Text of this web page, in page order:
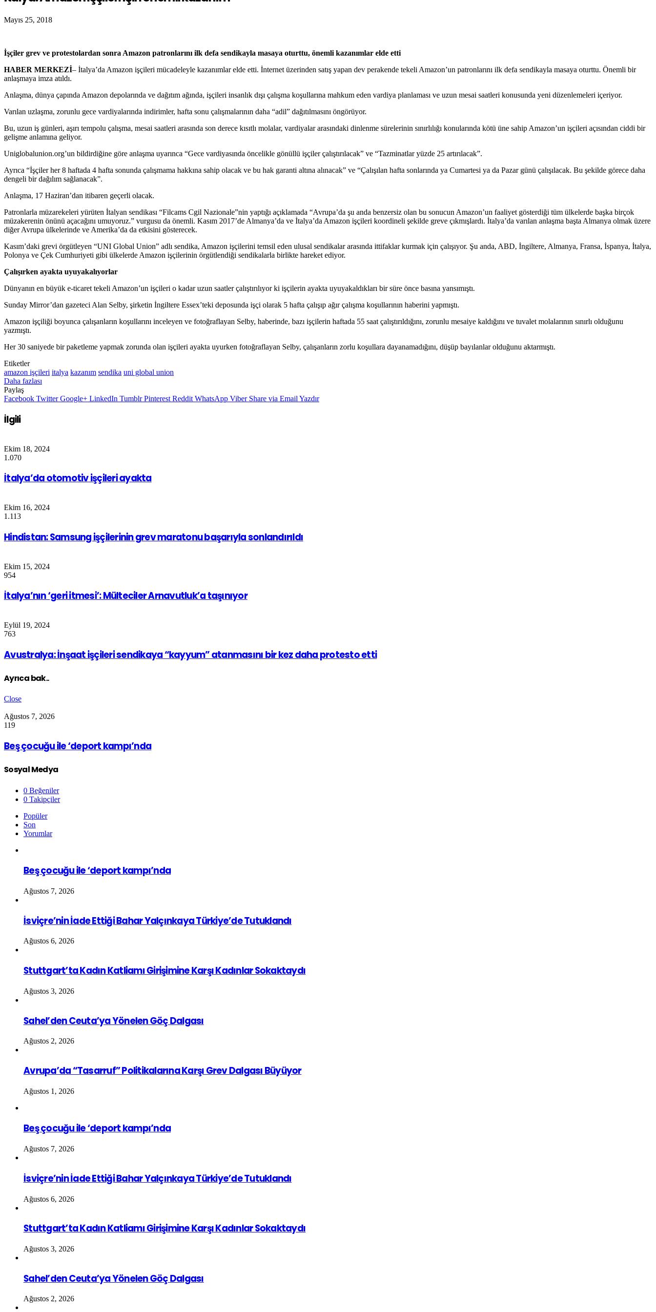
Mayıs 25, 2018
İşçiler grev ve protestolardan sonra Amazon patronlarını ilk defa sendikayla masaya oturttu, önemli kazanımlar elde etti
HABER MERKEZİ– İtalya’da Amazon işçileri mücadeleyle kazanımlar elde etti. İnternet üzerinden satış yapan dev perakende tekeli Amazon’un patronlarını ilk defa sendikayla masaya oturttu. Önemli bir
anlaşmaya imza atıldı.
Anlaşma, dünya çapında Amazon depolarında ve dağıtım ağında, işçileri insanlık dışı çalışma koşullarına mahkum eden vardiya planlaması ve uzun mesai saatleri konusunda yeni düzenlemeleri içeriyor.
Varılan uzlaşma, zorunlu gece vardiyalarında indirimler, hafta sonu çalışmalarının daha “adil” dağıtılmasını öngörüyor.
Bu, uzun iş günleri, aşırı tempolu çalışma, mesai saatleri arasında son derece kısıtlı molalar, vardiyalar arasındaki dinlenme sürelerinin sınırlılığı konularında kötü üne sahip Amazon’un işçileri açısından ciddi bir
gelişme anlamına geliyor.
Uniglobalunion.org’un bildirdiğine göre anlaşma uyarınca “Gece vardiyasında öncelikle gönüllü işçiler çalıştırılacak” ve “Tazminatlar yüzde 25 artırılacak”.
Ayrıca “İşçiler her 8 haftada 4 hafta sonunda çalışmama hakkına sahip olacak ve bu hak garanti altına alınacak” ve “Çalışılan hafta sonlarında ya Cumartesi ya da Pazar günü çalışılacak. Bu şekilde görece daha
dengeli bir dağılım sağlanacak”.
Anlaşma, 17 Haziran’dan itibaren geçerli olacak.
Patronlarla müzarekeleri yürüten İtalyan sendikası “Filcams Cgil Nazionale”nin yaptığı açıklamada “Avrupa’da şu anda benzersiz olan bu sonucun Amazon’un faaliyet gösterdiği tüm ülkelerde başka birçok
müzakerenin önünü açacağını umuyoruz.” vurgusu da önemli. Kasım 2017’de Almanya’da ve İtalya’da Amazon işçileri koordineli şekilde greve çıkmışlardı. İtalya’da varılan anlaşma başta Almanya olmak üzere
diğer Avrupa ülkelerinde ve Amerika’da da etkisini gösterecek.
Kasım’daki grevi örgütleyen “UNI Global Union” adlı sendika, Amazon işçilerini temsil eden ulusal sendikalar arasında ittifaklar kurmak için çalışıyor. Şu anda, ABD, İngiltere, Almanya, Fransa, İspanya, İtalya,
Polonya ve Çek Cumhuriyeti gibi ülkelerde Amazon işçilerinin örgütlendiği sendikalarla birlikte hareket ediyor.
Çalışırken ayakta uyuyakalıyorlar
Dünyanın en büyük e-ticaret tekeli Amazon’un işçileri o kadar uzun saatler çalıştırılıyor ki işçilerin ayakta uyuyakaldıkları bir süre önce basına yansımıştı.
Sunday Mirror’dan gazeteci Alan Selby, şirketin İngiltere Essex’teki deposunda işçi olarak 5 hafta çalışıp ağır çalışma koşullarının haberini yapmıştı.
Amazon işçiliği boyunca çalışanların koşullarını inceleyen ve fotoğraflayan Selby, haberinde, bazı işçilerin haftada 55 saat çalıştırıldığını, zorunlu mesaiye kaldığını ve tuvalet molalarının sınırlı olduğunu
yazmıştı.
Her 30 saniyede bir paketleme yapmak zorunda olan işçileri ayakta uyurken fotoğraflayan Selby, çalışanların zorlu koşullara dayanamadığını, düşüp bayılanlar olduğunu aktarmıştı.
Etiketler
amazon işçileri italya kazanım sendika uni global union
Daha fazlası
Paylaş
Facebook Twitter Google+ LinkedIn Tumblr Pinterest Reddit WhatsApp Viber Share via Email Yazdır
İlgili
Ekim 18, 2024
1.070
İtalya’da otomotiv işçileri ayakta
Ekim 16, 2024
1.113
Hindistan: Samsung işçilerinin grev maratonu başarıyla sonlandırıldı
Ekim 15, 2024
954
İtalya’nın ‘geri itmesi’: Mülteciler Arnavutluk’a taşınıyor
Eylül 19, 2024
763
Avustralya: İnşaat işçileri sendikaya “kayyum” atanmasını bir kez daha protesto etti
Ayrıca bak..
Close
Ağustos 7, 2026
119
Beş çocuğu ile ‘deport kampı’nda
Sosyal Medya
0 Beğeniler
0 Takipçiler
Popüler
Son
Yorumlar
Beş çocuğu ile ‘deport kampı’nda
Ağustos 7, 2026
İsviçre’nin İade Ettiği Bahar Yalçınkaya Türkiye’de Tutuklandı
Ağustos 6, 2026
Stuttgart’ta Kadın Katliamı Girişimine Karşı Kadınlar Sokaktaydı
Ağustos 3, 2026
Sahel’den Ceuta’ya Yönelen Göç Dalgası
Ağustos 2, 2026
Avrupa’da “Tasarruf” Politikalarına Karşı Grev Dalgası Büyüyor
Ağustos 1, 2026
Beş çocuğu ile ‘deport kampı’nda
Ağustos 7, 2026
İsviçre’nin İade Ettiği Bahar Yalçınkaya Türkiye’de Tutuklandı
Ağustos 6, 2026
Stuttgart’ta Kadın Katliamı Girişimine Karşı Kadınlar Sokaktaydı
Ağustos 3, 2026
Sahel’den Ceuta’ya Yönelen Göç Dalgası
Ağustos 2, 2026